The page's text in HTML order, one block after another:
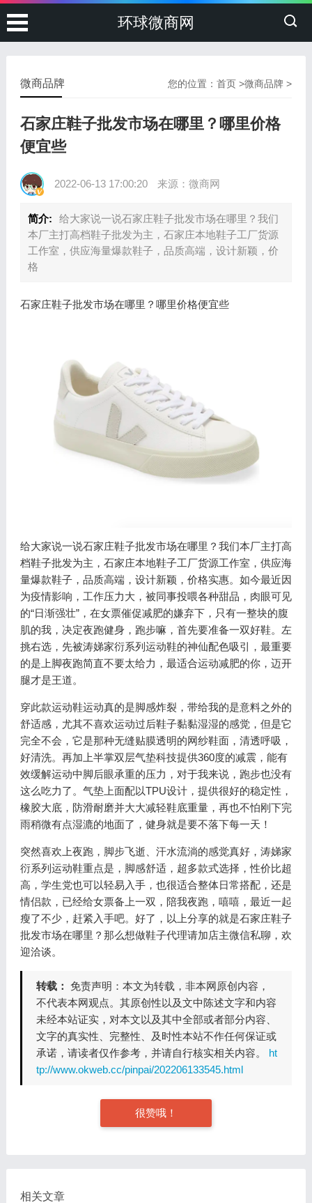
环球微商网
您的位置：首页 >微商品牌 >
微商品牌
石家庄鞋子批发市场在哪里？哪里价格
便宜些
2022-06-13 17:00:20 来源：微商网
简介:
给大家说一说石家庄鞋子批发市场在哪里？我们
本厂主打高档鞋子批发为主，石家庄本地鞋子工厂货源
工作室，供应海量爆款鞋子，品质高端，设计新颖，价
格
石家庄鞋子批发市场在哪里？哪里价格便宜些
给大家说一说石家庄鞋子批发市场在哪里？我们本厂主打高
档鞋子批发为主，石家庄本地鞋子工厂货源工作室，供应海
量爆款鞋子，品质高端，设计新颖，价格实惠。如今最近因
为疫情影响，工作压力大，被同事投喂各种甜品，肉眼可见
的“日渐强壮”，在女票催促减肥的嫌弃下，只有一整块的腹
肌的我，决定夜跑健身，跑步嘛，首先要准备一双好鞋。左
挑右选，先被涛娣家衍系列运动鞋的神仙配色吸引，最重要
的是上脚夜跑简直不要太给力，最适合运动减肥的你，迈开
腿才是王道。
穿此款运动鞋运动真的是脚感炸裂，带给我的是意料之外的
舒适感，尤其不喜欢运动过后鞋子黏黏湿湿的感觉，但是它
完全不会，它是那种无缝贴膜透明的网纱鞋面，清透呼吸，
好清洗。再加上半掌双层气垫科技提供360度的减震，能有
效缓解运动中脚后眼承重的压力，对于我来说，跑步也没有
这么吃力了。气垫上面配以TPU设计，提供很好的稳定性，
橡胶大底，防滑耐磨并大大减轻鞋底重量，再也不怕刚下完
雨稍微有点湿漉的地面了，健身就是要不落下每一天！
突然喜欢上夜跑，脚步飞逝、汗水流淌的感觉真好，涛娣家
衍系列运动鞋重点是，脚感舒适，超多款式选择，性价比超
高，学生党也可以轻易入手，也很适合整体日常搭配，还是
情侣款，已经给女票备上一双，陪我夜跑，嘻嘻，最近一起
瘦了不少，赶紧入手吧。好了，以上分享的就是石家庄鞋子
批发市场在哪里？那么想做鞋子代理请加店主微信私聊，欢
迎洽谈。
转载： 免责声明：本文为转载，非本网原创内容，
不代表本网观点。其原创性以及文中陈述文字和内容
未经本站证实，对本文以及其中全部或者部分内容、
文字的真实性、完整性、及时性本站不作任何保证或
承诺，请读者仅作参考，并请自行核实相关内容。 ht
tp://www.okweb.cc/pinpai/202206133545.html
很赞哦！
相关文章